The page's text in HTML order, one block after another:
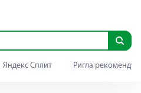
Яндекс Сплит Ригла